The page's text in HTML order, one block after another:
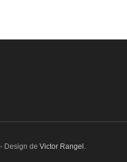
Design de Victor Rangel .